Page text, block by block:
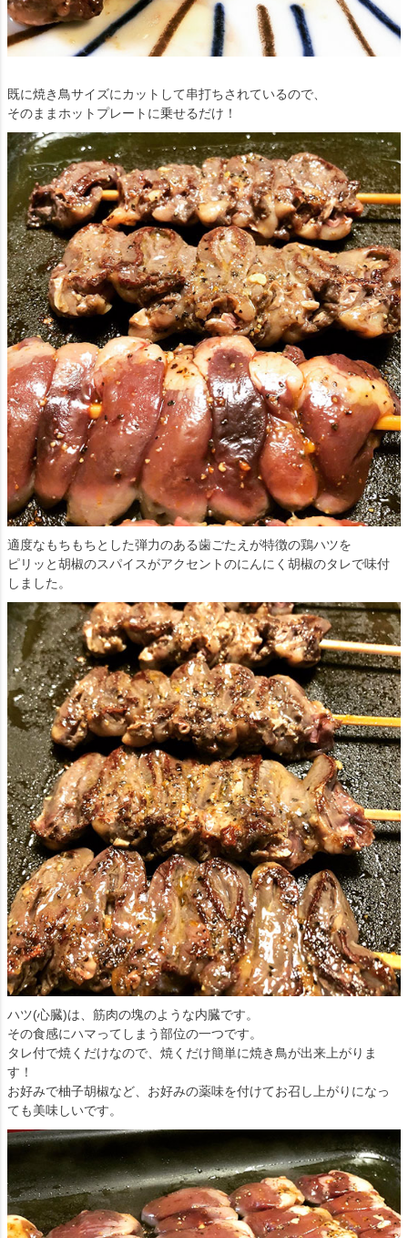
既に焼き鳥サイズにカットして串打ちされているので、
そのままホットプレートに乗せるだけ！
適度なもちもちとした弾力のある歯ごたえが特徴の鶏ハツを
ピリッと胡椒のスパイスがアクセントのにんにく胡椒のタレで味付
しました。
ハツ(心臓)は、筋肉の塊のような内臓です。
その食感にハマってしまう部位の一つです。
タレ付で焼くだけなので、焼くだけ簡単に焼き鳥が出来上がりま
す！
お好みで柚子胡椒など、お好みの薬味を付けてお召し上がりになっ
ても美味しいです。